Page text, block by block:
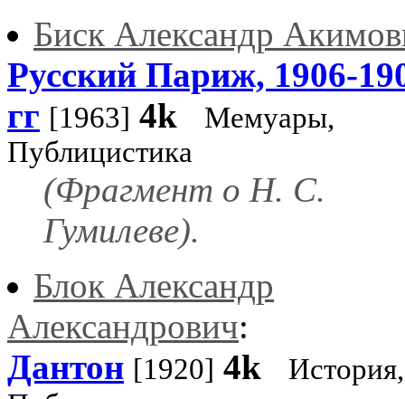
Биск Александр
Русский Париж, 1906-
гг [1963] 4k
Мемуары,
Публицистика
(Фрагмент о Н. С.
Гумилеве).
Блок Александр
Александрович:
Дантон [1920] 4k История,